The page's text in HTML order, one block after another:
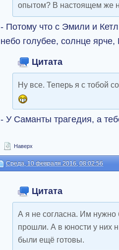
опытом? В настоящем же
- Потому что с Эмили и
небо голубее, солнце
Цитата
Ну все. Теперь я с тобой
- У Саманты трагедия, а
Наверх
Среда, 10 февраля 2016, 08:02:56
Цитата
А я не согласна. Им нужно
прошли. А в юности у них
были ещё готовы.